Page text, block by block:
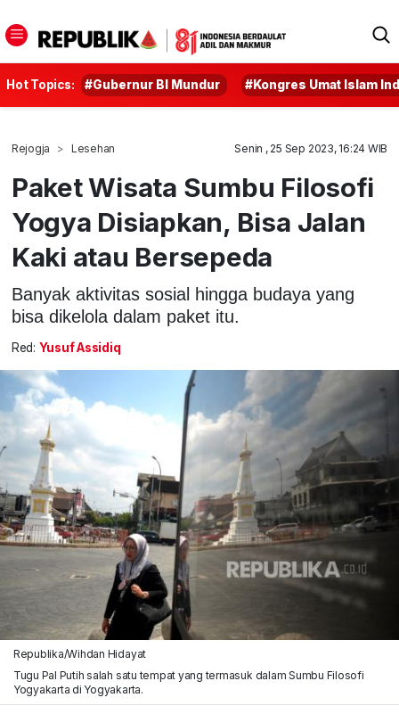
Hot Topics: #Gubernur BI Mundur #Kongres Umat Islam
Rejogja Lesehan Senin , 25 Sep 2023, 16:24 WIB
Paket Wisata Sumbu Filosofi
Yogya Disiapkan, Bisa Jalan
Kaki atau Bersepeda
Banyak aktivitas sosial hingga budaya yang
bisa dikelola dalam paket itu.
Red: Yusuf Assidiq
Republika/Wihdan Hidayat
Tugu Pal Putih salah satu tempat yang termasuk dalam Sumbu Filosofi
Yogyakarta di Yogyakarta.